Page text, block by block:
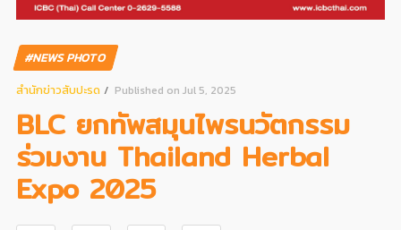
#NEWS PHOTO
สํานักข่าวสับปะรด
Published on Jul 5, 2025
BLC ยกทัพสมุนไพรนวัตกรรม
ร่วมงาน Thailand Herbal
Expo 2025